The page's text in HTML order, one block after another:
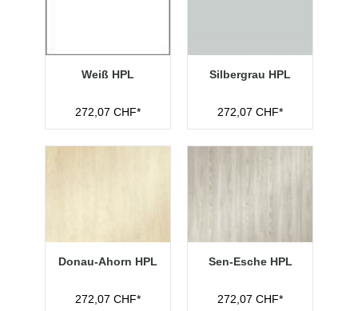
Weiß HPL
272,07 CHF*
Silbergrau HPL
272,07 CHF*
Donau-Ahorn HPL
272,07 CHF*
Sen-Esche HPL
272,07 CHF*